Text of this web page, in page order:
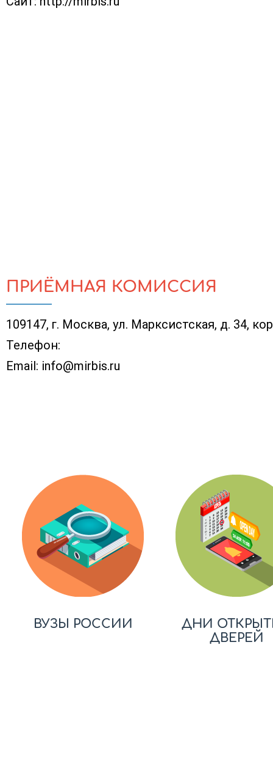
ПРИЁМНАЯ КОМИССИЯ
109147, г. Москва, ул. Марксистская, д. 34,
Телефон:
Email: info@mirbis.ru
ВУЗЫ РОССИИ
ДНИ
ДВЕРЕЙ